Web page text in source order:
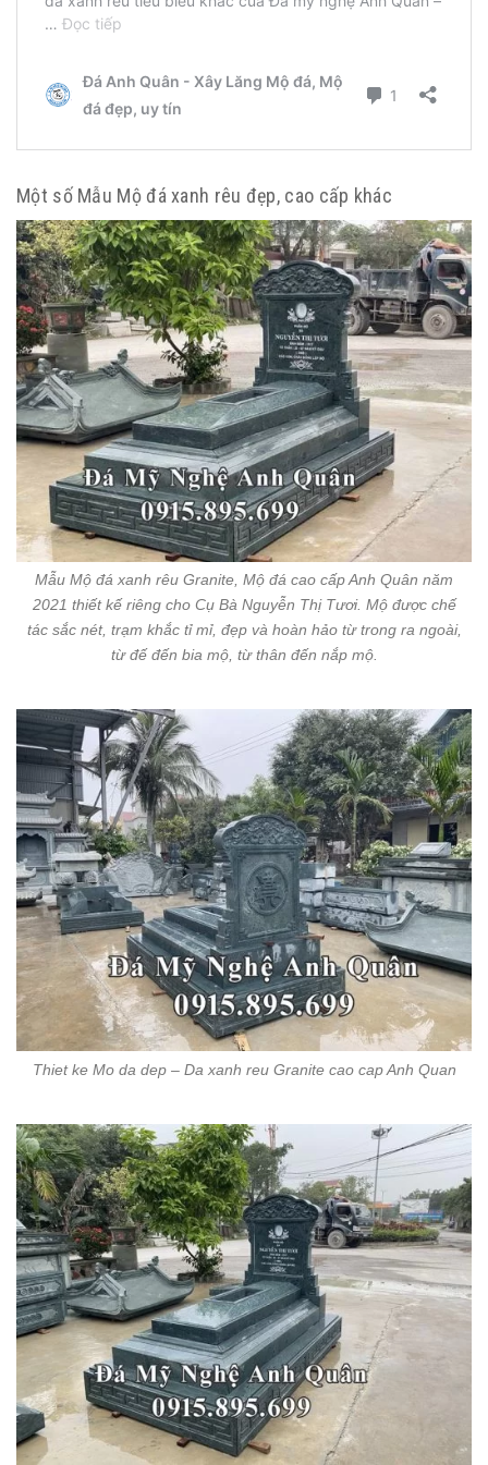
Một số Mẫu Mộ đá xanh rêu đẹp, cao cấp khác
Mẫu Mộ đá xanh rêu Granite, Mộ đá cao cấp Anh Quân năm
2021 thiết kế riêng cho Cụ Bà Nguyễn Thị Tươi. Mộ được chế
tác sắc nét, trạm khắc tỉ mỉ, đẹp và hoàn hảo từ trong ra ngoài,
từ đế đến bia mộ, từ thân đến nắp mộ.
Thiet ke Mo da dep – Da xanh reu Granite cao cap Anh Quan